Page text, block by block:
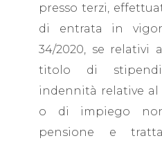
presso terzi,
di entrata in
34/2020, se relativi
titolo di
indennità relative
o di impiego
pensione e